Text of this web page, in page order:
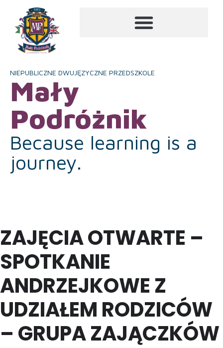
NIEPUBLICZNE DWUJĘZYCZNE PRZEDSZKOLE
Mały
Podróżnik
Because learning is a
journey.
ZAJĘCIA OTWARTE –
SPOTKANIE
ANDRZEJKOWE Z
UDZIAŁEM RODZICÓW
– GRUPA ZAJĄCZKÓW